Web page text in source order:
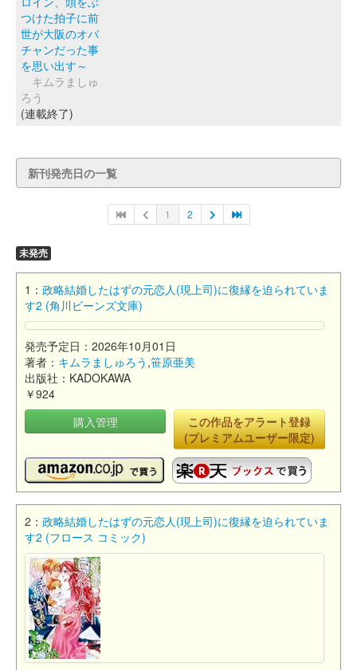
つけた拍子に前
世が大阪のオバ
チャンだった事
を思い出す～
キムラましゅ
ろう
(連載終了)
新刊発売日の一覧
1 2
未発売
1： 政略結婚したはずの元恋人(現上司)に復縁を迫られていま
す2 (角川ビーンズ文庫)
発売予定日：2026年10月01日
著者： キムラましゅろう ,笹原亜美
出版社：KADOKAWA
￥924
購入管理
この作品をアラート登録
(プレミアムユーザー限定)
2： 政略結婚したはずの元恋人(現上司)に復縁を迫られていま
す2 (フロース コミック)